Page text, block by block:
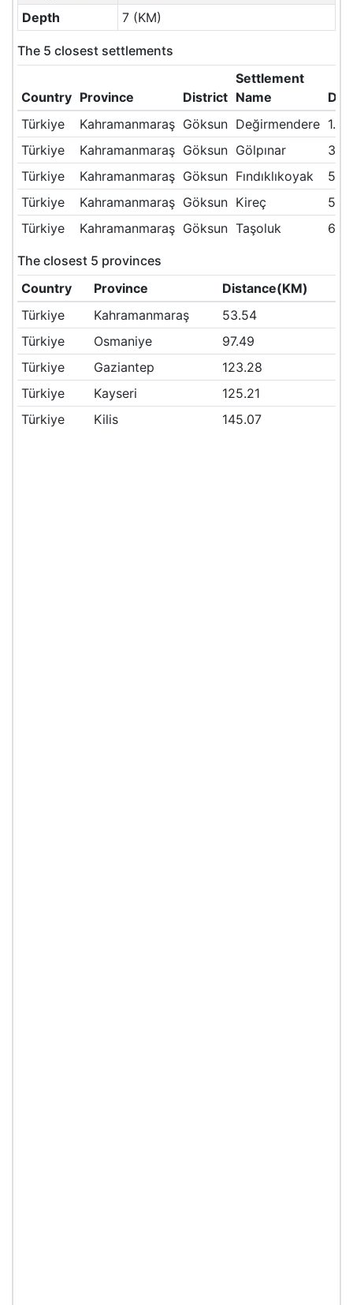
Depth
7 (KM)
The 5 closest settlements
Country Province District
Settlement
Name
Türkiye
Kahramanmaraş Göksun Değirmendere 1.06
Türkiye
Kahramanmaraş Göksun Gölpınar
Türkiye
Kahramanmaraş Göksun Fındıklıkoyak
5.72
Türkiye
Kahramanmaraş Göksun Kireç
Türkiye
Kahramanmaraş Göksun Taşoluk 6.71
The closest 5 provinces
Country
Province
Distance(KM)
Türkiye
Kahramanmaraş
53.54
Türkiye
Osmaniye
97.49
Türkiye
Gaziantep
123.28
Türkiye
Kayseri
125.21
Türkiye
Kilis 145.07